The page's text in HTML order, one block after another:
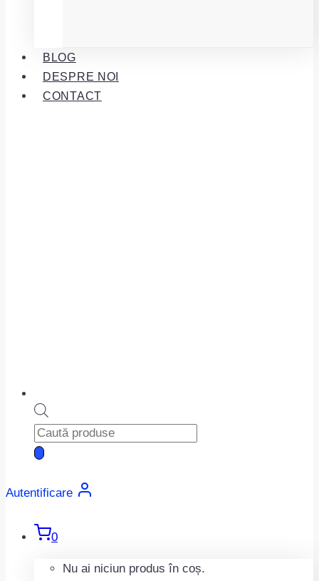
BLOG
DESPRE NOI
CONTACT
Products
search
Autentificare
0
Nu ai niciun produs în coș.